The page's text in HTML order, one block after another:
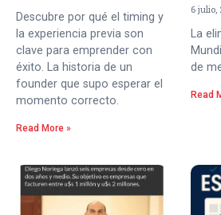
Descubre por qué el timing y
la experiencia previa son
clave para emprender con
éxito. La historia de un
founder que supo esperar el
momento correcto.
Read More »
6 julio,
La
de
Read